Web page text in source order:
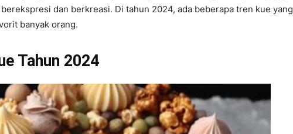
dan berkreasi. Di tahun 2024, ada beberapa tren kue yang
banyak orang.
Tahun 2024